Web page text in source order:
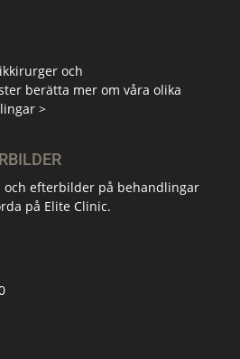
och
berätta mer om våra olika
>
och efterbilder på behandlingar
på Elite Clinic.